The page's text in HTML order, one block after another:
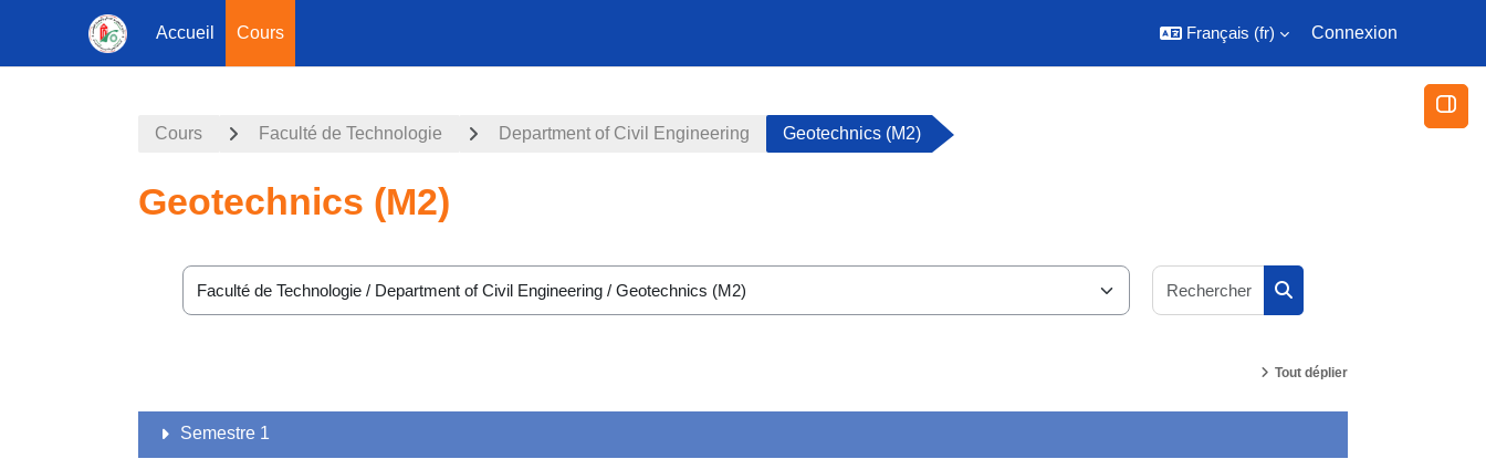
Accueil Cours Français ‎(fr)‎ Connexion
Cours Faculté de Technologie Department of Civil Engineering Geotechnics (M2)
Geotechnics (M2)
Catégories de cours
Rechercher des cours
Tout déplier
Semestre 1